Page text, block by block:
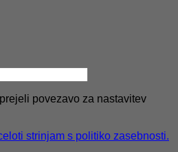
povezavo za nastavitev
strinjam s politiko zasebnosti.